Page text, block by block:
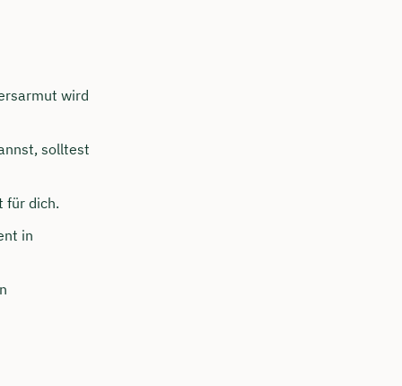
wird
solltest
für dich.
in